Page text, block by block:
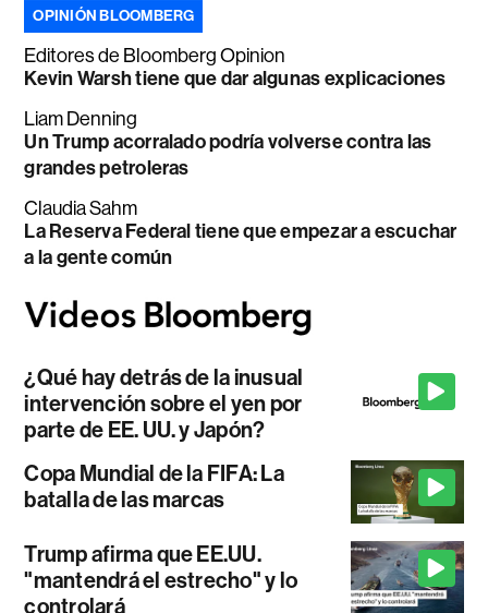
OPINIÓN BLOOMBERG
Editores de Bloomberg Opinion
Kevin Warsh tiene que dar algunas explicaciones
Liam Denning
Un Trump acorralado podría volverse contra las
grandes petroleras
Claudia Sahm
La Reserva Federal tiene que empezar a escuchar
a la gente común
¿Qué hay detrás de la inusual
intervención sobre el yen por
parte de EE. UU. y Japón?
Copa Mundial de la FIFA: La
batalla de las marcas
Trump afirma que EE.UU.
"mantendrá el estrecho" y lo
controlará